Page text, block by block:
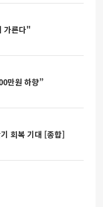
가른다"
만원 하향”
회복 기대 [종합]